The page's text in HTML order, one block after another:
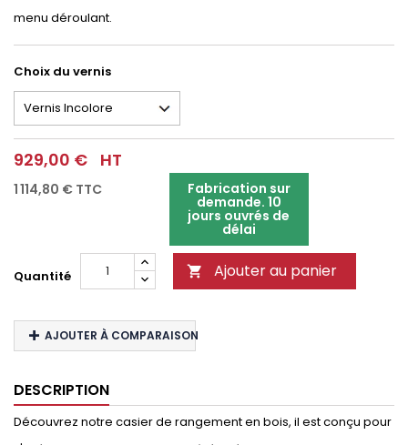
menu déroulant.
Choix du vernis
929,00 € HT
1 114,80 € TTC Fabrication sur
demande. 10
jours ouvrés de
délai
Quantité  Ajouter au panier
AJOUTER À COMPARAISON
DESCRIPTION
Découvrez notre casier de rangement en bois, il est conçu pour